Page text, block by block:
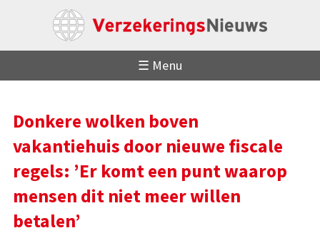
☰ Menu
Donkere wolken boven
vakantiehuis door nieuwe fiscale
regels: ’Er komt een punt waarop
mensen dit niet meer willen
betalen’